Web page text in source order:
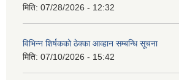
मिति: 07/28/2026 - 12:32
विभिन्न शिर्षकको ठेक्का आव्हान सम्बन्धि सूचना
मिति: 07/10/2026 - 15:42